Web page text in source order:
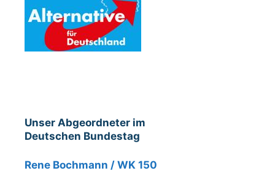
Unser Abgeordneter im
Deutschen Bundestag
Rene Bochmann / WK 150